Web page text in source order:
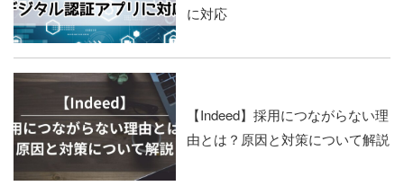
に対応
【Indeed】採用につながらない理
由とは？原因と対策について解説